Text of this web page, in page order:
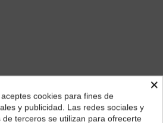
con
recibir tu pedido?
×
cookies para fines de
y publicidad. Las redes sociales y
de terceros se utilizan para ofrecerte